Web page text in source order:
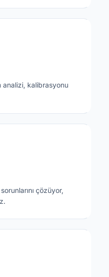
analizi, kalibrasyonu
çözüyor,